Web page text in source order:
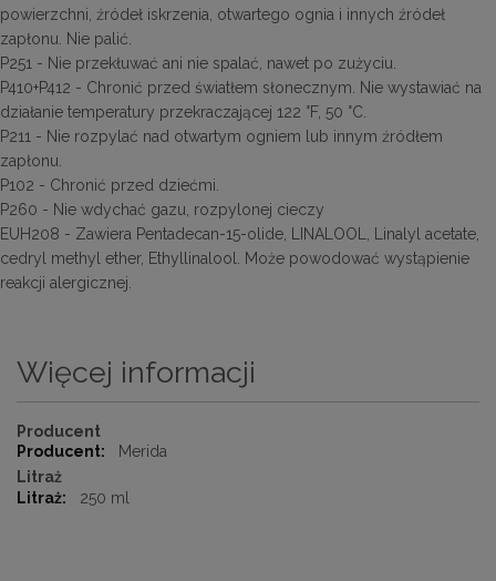
powierzchni, źródeł iskrzenia, otwartego ognia i innych źródeł
zapłonu. Nie palić.
P251 - Nie przekłuwać ani nie spalać, nawet po zużyciu.
P410+P412 - Chronić przed światłem słonecznym. Nie wystawiać na
działanie temperatury przekraczającej 122 °F, 50 °C.
P211 - Nie rozpylać nad otwartym ogniem lub innym źródłem
zapłonu.
P102 - Chronić przed dziećmi.
P260 - Nie wdychać gazu, rozpylonej cieczy
EUH208 - Zawiera Pentadecan-15-olide, LINALOOL, Linalyl acetate,
cedryl methyl ether, Ethyllinalool. Może powodować wystąpienie
reakcji alergicznej.
Więcej informacji
Więcej
informacji
Producent
Merida
Litraż
250 ml